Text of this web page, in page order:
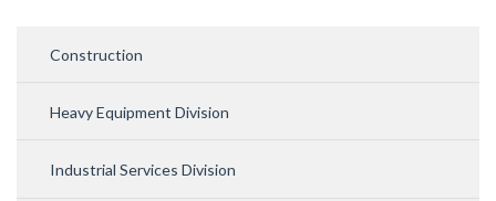
Construction
Heavy Equipment Division
Industrial Services Division